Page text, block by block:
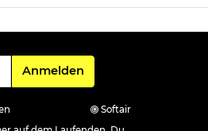
Für den Newsletter
Anmelden
Softair